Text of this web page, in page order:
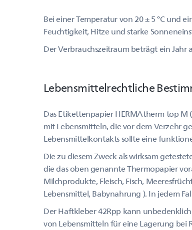
Bei einer Temperatur von 20 ± 5 °C und
Feuchtigkeit, Hitze und starke
Der Verbrauchszeitraum beträgt ein Jahr
Lebensmittelrechtliche
Das Etikettenpapier HERMAtherm top
mit Lebensmitteln, die vor dem Verzehr
Lebensmittelkontakts sollte eine
Die zu diesem Zweck als wirksam
die das oben genannte Thermopapier
Milchprodukte, Fleisch, Fisch,
Lebensmittel, Babynahrung ). In jedem
Der Haftkleber 42Rpp kann
von Lebensmitteln für eine Lagerung